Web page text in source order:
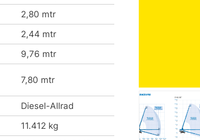
2,80 mtr
2,44 mtr
9,76 mtr
7,80 mtr
Diesel-Allrad
11.412 kg